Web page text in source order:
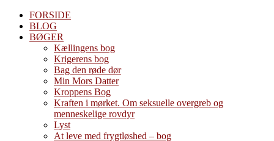
FORSIDE
BLOG
BØGER
Kællingens bog
Krigerens bog
Bag den røde dør
Min Mors Datter
Kroppens Bog
Kraften i mørket. Om seksuelle overgreb og
menneskelige rovdyr
Lyst
At leve med frygtløshed – bog